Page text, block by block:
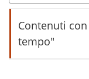
Contenuti
tempo"